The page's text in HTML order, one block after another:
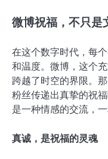
微博祝福，不只是
在这个数字时代，每
和温度。微博，这个
跨越了时空的界限。
粉丝传递出真挚的祝
是一种情感的交流，一
真诚，是祝福的灵魂